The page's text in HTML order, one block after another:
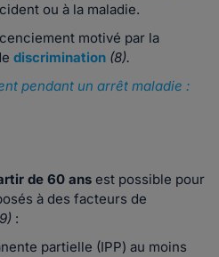
ou à la maladie.
motivé par la
discrimination (8).
pendant un arrêt maladie :
de 60 ans est possible pour
à des facteurs de
:
partielle (IPP) au moins